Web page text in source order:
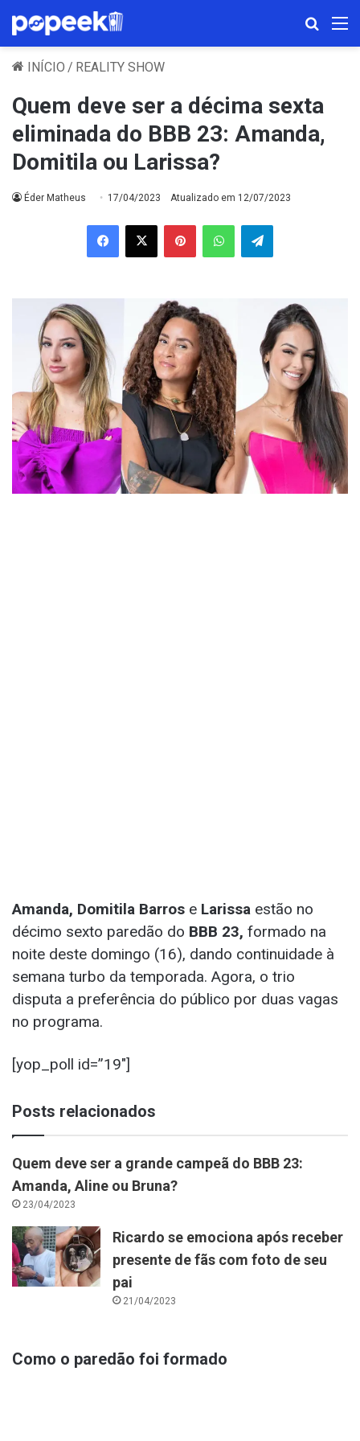
INÍCIO / REALITY SHOW
Quem deve ser a décima sexta
eliminada do BBB 23: Amanda,
Domitila ou Larissa?
Éder Matheus 17/04/2023 Atualizado em 12/07/2023
Facebook
X PinterestWhatsAppTelegram
Amanda, Domitila Barros e Larissa estão no
décimo sexto paredão do BBB 23, formado na
noite deste domingo (16), dando continuidade à
semana turbo da temporada. Agora, o trio
disputa a preferência do público por duas vagas
no programa.
[yop_poll id=”19″]
Posts relacionados
Quem deve ser a grande campeã do BBB 23:
Amanda, Aline ou Bruna?
23/04/2023
Ricardo se emociona após receber
presente de fãs com foto de seu
pai
21/04/2023
Como o paredão foi formado